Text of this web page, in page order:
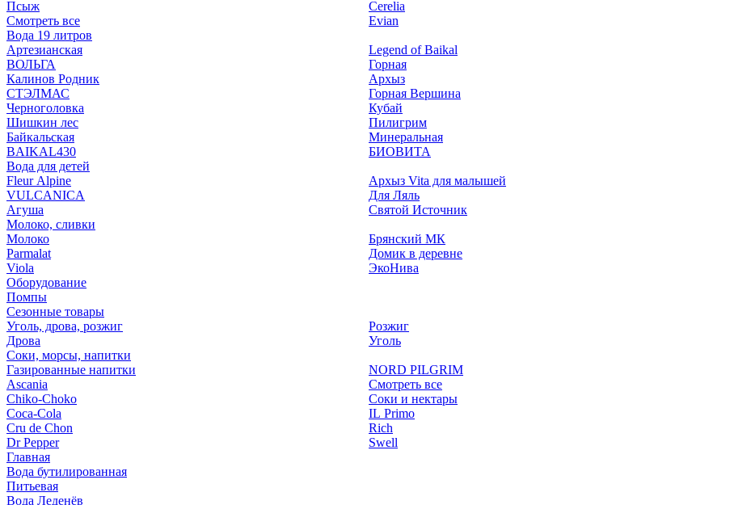
Псыж
Смотреть все
Cerelia
Evian
Вода 19 литров
Артезианская
ВОЛЬГА
Калинов Родник
СТЭЛМАС
Черноголовка
Шишкин лес
Байкальская
BAIKAL430
Legend of Baikal
Горная
Архыз
Горная Вершина
Кубай
Пилигрим
Минеральная
БИОВИТА
Вода для детей
Fleur Alpine
VULCANICA
Агуша
Архыз Vita для малышей
Для Ляль
Святой Источник
Молоко, сливки
Молоко
Parmalat
Viola
Брянский МК
Домик в деревне
ЭкоНива
Оборудование
Помпы
Сезонные товары
Уголь, дрова, розжиг
Дрова
Розжиг
Уголь
Соки, морсы, напитки
Газированные напитки
Ascania
Chiko-Choko
Coca-Cola
Cru de Chon
Dr Pepper
NORD PILGRIM
Смотреть все
Соки и нектары
IL Primo
Rich
Swell
Главная
Вода бутилированная
Питьевая
Вода Леденёв